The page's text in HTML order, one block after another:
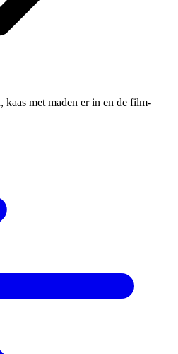
kaas met maden er in en de film-